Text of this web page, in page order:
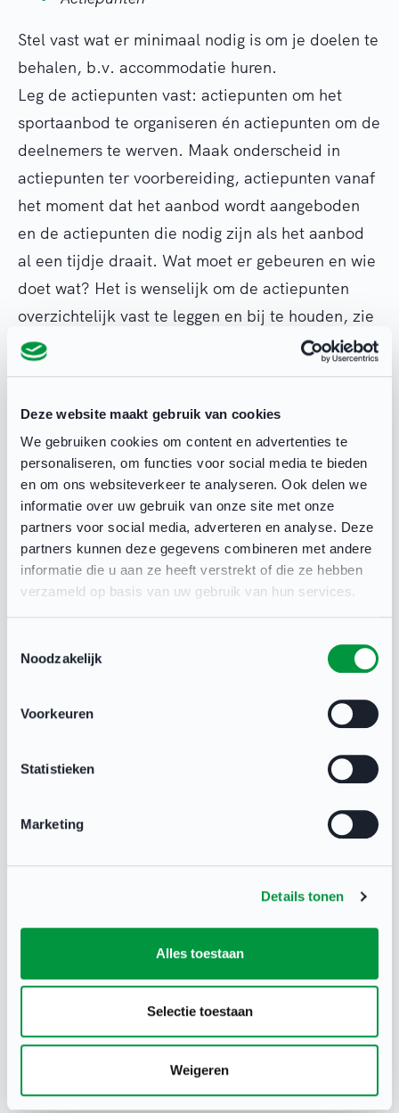
Deze website maakt gebruik van cookies
We gebruiken cookies om content en advertenties te
personaliseren, om functies voor social media te bieden
en om ons websiteverkeer te analyseren. Ook delen we
informatie over uw gebruik van onze site met onze
partners voor social media, adverteren en analyse. Deze
partners kunnen deze gegevens combineren met andere
informatie die u aan ze heeft verstrekt of die ze hebben
verzameld op basis van uw gebruik van hun services.
Noodzakelijk
Voorkeuren
Statistieken
Marketing
Details tonen
Alles toestaan
Selectie toestaan
Weigeren
Stel vast wat er minimaal nodig is om je doelen te
behalen, b.v. accommodatie huren.
Leg de actiepunten vast: actiepunten om het
sportaanbod te organiseren én actiepunten om de
deelnemers te werven. Maak onderscheid in
actiepunten ter voorbereiding, actiepunten vanaf
het moment dat het aanbod wordt aangeboden
en de actiepunten die nodig zijn als het aanbod
al een tijdje draait. Wat moet er gebeuren en wie
doet wat? Het is wenselijk om de actiepunten
overzichtelijk vast te leggen en bij te houden, zie
een voorbeeld in bijlage 2.
Planning
Maak een realistische planning. Stel je deadlines
vast en voer go/no go momenten in.
Begroting
Maak een begroting op basis van het break-
evenpoint. Het opstarten van sportaanbod kan
mogelijk extra (eenmalige) kosten met zich
accommodatie, bijscholingen.
Goede voorbeelden: Clubfit Tennis.
Stap 5: Zorg dat de trainer/ begeleider
Stap 6: Maak het aanbod bekend en
nodig 50-plussers uit
Stap 7: Zorg dat deelnemers blijven,